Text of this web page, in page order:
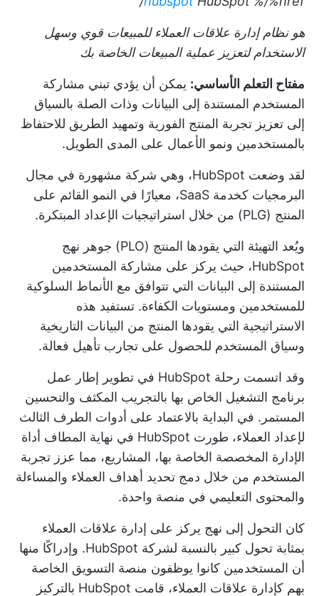
هو نظام إدارة علاقات العملاء للمبيعات قوي وسهل
الاستخدام لتعزيز عملية المبيعات الخاصة بك
مفتاح التعلم الأساسي: يمكن أن يؤدي تبني مشاركة
المستخدم المستندة إلى البيانات وذات الصلة بالسياق
إلى تعزيز تجربة المنتج الفورية وتمهيد الطريق للاحتفاظ
بالمستخدمين ونمو الأعمال على المدى الطويل.
لقد وضعت HubSpot، وهي شركة مشهورة في مجال
البرمجيات كخدمة SaaS، معيارًا في النمو القائم على
المنتج (PLG) من خلال استراتيجيات الإعداد المبتكرة.
ويُعد التهيئة التي يقودها المنتج (PLO) جوهر نهج
HubSpot، حيث يركز على مشاركة المستخدمين
المستندة إلى البيانات التي تتوافق مع الأنماط السلوكية
للمستخدمين ومستويات الكفاءة. تستفيد هذه
الاستراتيجية التي يقودها المنتج من البيانات التاريخية
وسياق المستخدم للحصول على تجارب تأهيل فعالة.
وقد اتسمت رحلة HubSpot في تطوير إطار عمل
برنامج التشغيل الخاص بها بالتجريب المكثف والتحسين
المستمر. في البداية بالاعتماد على أدوات الطرف الثالث
لإعداد العملاء، طورت HubSpot في نهاية المطاف أداة
الإدارة المخصصة الخاصة بها، المشاريع، مما عزز تجربة
المستخدم من خلال دمج تحديد أهداف العملاء والمساءلة
والمحتوى التعليمي في منصة واحدة.
كان التحول إلى نهج يركز على إدارة علاقات العملاء
بمثابة تحول كبير بالنسبة لشركة HubSpot. وإدراكًا منها
أن المستخدمين كانوا يوظفون منصة التسويق الخاصة
بهم
كإدارة علاقات العملاء، قامت HubSpot بالتركيز